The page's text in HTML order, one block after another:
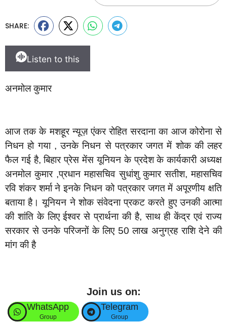
SHARE:
Listen to this
अनमोल कुमार
आज तक के मशहूर न्यूज़ एंकर रोहित सरदाना का आज कोरोना से
निधन हो गया , उनके निधन से पत्रकार जगत में शोक की लहर
फैल गई है, बिहार प्रेस मेंस यूनियन के प्रदेश के कार्यकारी अध्यक्ष
अनमोल कुमार ,प्रधान महासचिव सुधांशु कुमार सतीश, महासचिव
रवि शंकर शर्मा ने इनके निधन को पत्रकार जगत में अपूरणीय क्षति
बताया है। यूनियन ने शोक संवेदना प्रकट करते हुए उनकी आत्मा
की शांति के लिए ईश्वर से प्रार्थना की है, साथ ही केंद्र एवं राज्य
सरकार से उनके परिजनों के लिए 50 लाख अनुग्रह राशि देने की
मांग की है
Join us on:
WhatsApp
Group
Telegram
Group